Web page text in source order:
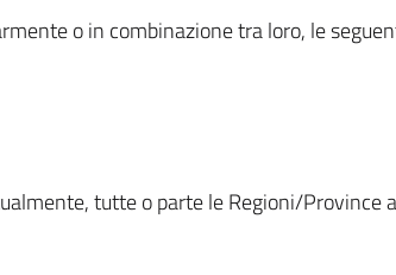
o in combinazione tra loro, le
tutte o parte le Regioni/Province